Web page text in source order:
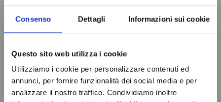
Consenso Dettagli Informazioni sui cookie
Questo sito web utilizza i cookie
Utilizziamo i cookie per personalizzare contenuti ed
annunci, per fornire funzionalità dei social media e per
analizzare il nostro traffico. Condividiamo inoltre